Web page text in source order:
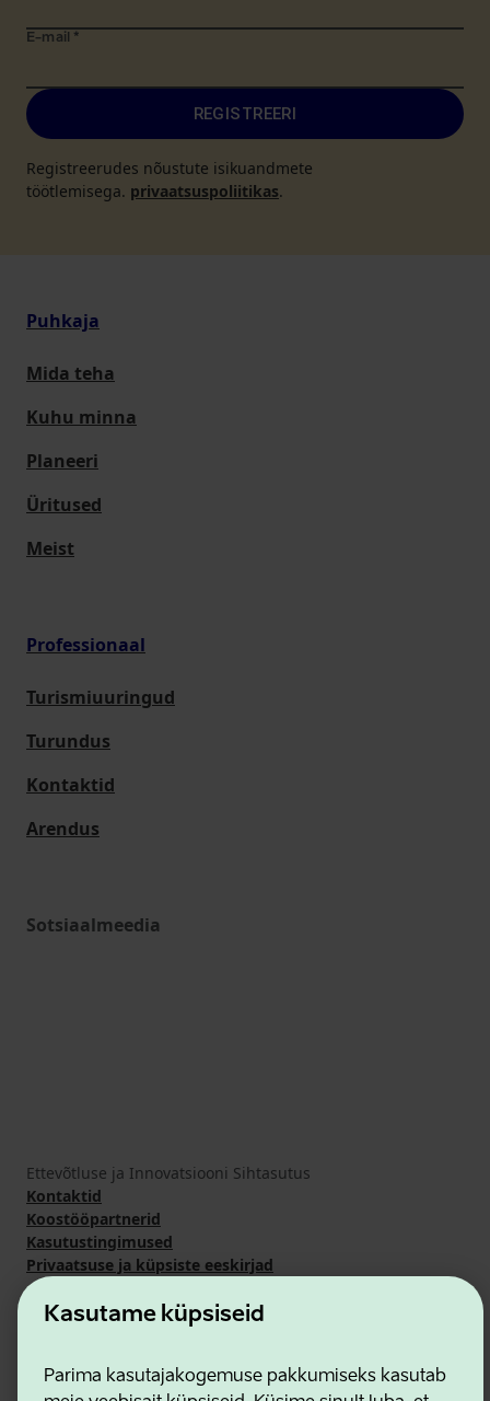
Kasutame küpsiseid
Parima kasutajakogemuse pakkumiseks kasutab
E-mail *
REGISTREERI
Registreerudes nõustute isikuandmete
töötlemisega. privaatsuspoliitikas.
Puhkaja
Mida teha
Kuhu minna
Planeeri
Üritused
Meist
Professionaal
Turismiuuringud
Turundus
Kontaktid
Arendus
Sotsiaalmeedia
Ettevõtluse ja Innovatsiooni Sihtasutus
Kontaktid
Koostööpartnerid
Kasutustingimused
Privaatsuse ja küpsiste eeskirjad